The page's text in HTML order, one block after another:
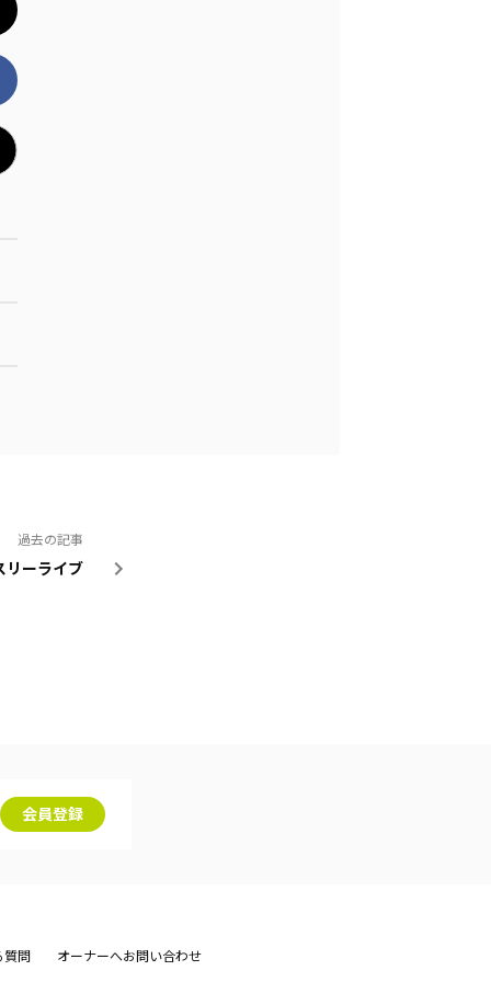
過去の記事
リーライブ
会員登録
質問 オーナーへお問い合わせ